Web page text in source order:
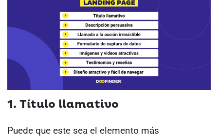
1. Título llamativo
Puede que este sea el elemento más